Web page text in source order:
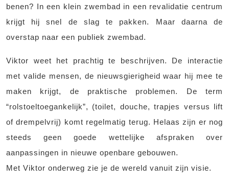
benen? In een klein zwembad in een revalidatie centrum
krijgt hij snel de slag te pakken. Maar daarna de
overstap naar een publiek zwembad.
Viktor weet het prachtig te beschrijven. De interactie
met valide mensen, de nieuwsgierigheid waar hij mee te
maken krijgt, de praktische problemen. De term
“rolstoeltoegankelijk”, (toilet, douche, trapjes versus lift
of drempelvrij) komt regelmatig terug. Helaas zijn er nog
steeds geen goede wettelijke afspraken over
aanpassingen in nieuwe openbare gebouwen.
Met Viktor onderweg zie je de wereld vanuit zijn visie.